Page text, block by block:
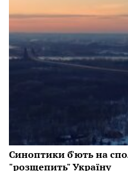
Синоптики б'ють на
"розщепить" Україну